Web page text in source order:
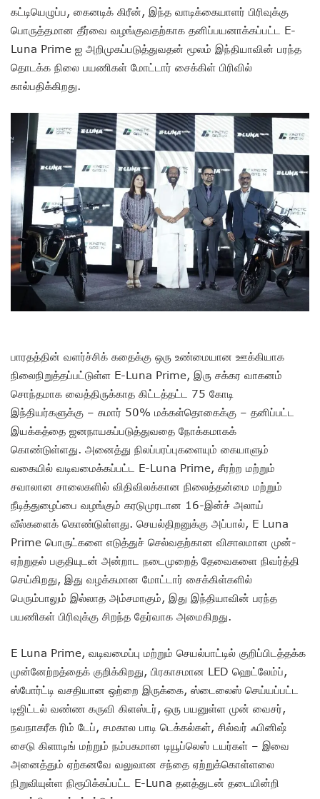
கட்டியெழுப்ப, கைனடிக் கிரீன், இந்த வாடிக்கையாளர் பிரிவுக்கு
பொருத்தமான தீர்வை வழங்குவதற்காக தனிப்பயனாக்கப்பட்ட E-
Luna Prime ஐ அறிமுகப்படுத்துவதன் மூலம் இந்தியாவின் பரந்த
தொடக்க நிலை பயணிகள் மோட்டார் சைக்கிள் பிரிவில்
கால்பதிக்கிறது.
பாரதத்தின் வளர்ச்சிக் கதைக்கு ஒரு உண்மையான ஊக்கியாக
நிலைநிறுத்தப்பட்டுள்ள E-Luna Prime, இரு சக்கர வாகனம்
சொந்தமாக வைத்திருக்காத கிட்டத்தட்ட 75 கோடி
இந்தியர்களுக்கு – சுமார் 50% மக்கள்தொகைக்கு – தனிப்பட்ட
இயக்கத்தை ஜனநாயகப்படுத்துவதை நோக்கமாகக்
கொண்டுள்ளது. அனைத்து நிலப்பரப்புகளையும் கையாளும்
வகையில் வடிவமைக்கப்பட்ட E-Luna Prime, சீரற்ற மற்றும்
சவாலான சாலைகளில் விதிவிலக்கான நிலைத்தன்மை மற்றும்
நீடித்துழைப்பை வழங்கும் கரடுமுரடான 16-இன்ச் அலாய்
வீல்களைக் கொண்டுள்ளது. செயல்திறனுக்கு அப்பால், E Luna
Prime பொருட்களை எடுத்துச் செல்வதற்கான விசாலமான முன்-
ஏற்றுதல் பகுதியுடன் அன்றாட நடைமுறைத் தேவைகளை நிவர்த்தி
செய்கிறது, இது வழக்கமான மோட்டார் சைக்கிள்களில்
பெரும்பாலும் இல்லாத அம்சமாகும், இது இந்தியாவின் பரந்த
பயணிகள் பிரிவுக்கு சிறந்த தேர்வாக அமைகிறது.
E Luna Prime, வடிவமைப்பு மற்றும் செயல்பாட்டில் குறிப்பிடத்தக்க
முன்னேற்றத்தைக் குறிக்கிறது, பிரகாசமான LED ஹெட்லேம்ப்,
ஸ்போர்ட்டி வசதியான ஒற்றை இருக்கை, ஸ்டைலைஸ் செய்யப்பட்ட
டிஜிட்டல் வண்ண கருவி கிளஸ்டர், ஒரு பயனுள்ள முன் வைசர்,
நவநாகரீக ரிம் டேப், சமகால பாடி டெக்கல்கள், சில்வர் ஃபினிஷ்
சைடு கிளாடிங் மற்றும் நம்பகமான டியூப்லெஸ் டயர்கள் – இவை
அனைத்தும் ஏற்கனவே வலுவான சந்தை ஏற்றுக்கொள்ளலை
நிறுவியுள்ள நிரூபிக்கப்பட்ட E-Luna தளத்துடன் தடையின்றி